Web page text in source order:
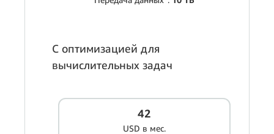
С оптимизацией для
вычислительных задач
42
USD в мес.